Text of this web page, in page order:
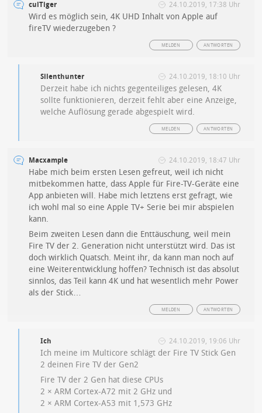
culTiger 24.10.2019, 17:38 Uhr
Wird es möglich sein, 4K UHD Inhalt von Apple auf
fireTV wiederzugeben ?
ANTWORTEN
MELDEN
Silenthunter 24.10.2019, 18:10 Uhr
Derzeit habe ich nichts gegenteiliges gelesen, 4K
sollte funktionieren, derzeit fehlt aber eine Anzeige,
welche Auflösung gerade abgespielt wird.
ANTWORTEN
MELDEN
Macxample 24.10.2019, 18:47 Uhr
Habe mich beim ersten Lesen gefreut, weil ich nicht
mitbekommen hatte, dass Apple für Fire-TV-Geräte eine
App anbieten will. Habe mich letztens erst gefragt, wie
ich wohl mal so eine Apple TV+ Serie bei mir abspielen
kann.
Beim zweiten Lesen dann die Enttäuschung, weil mein
Fire TV der 2. Generation nicht unterstützt wird. Das ist
doch wirklich Quatsch. Meint ihr, da kann man noch auf
eine Weiterentwicklung hoffen? Technisch ist das absolut
sinnlos, das Teil kann 4K und hat wesentlich mehr Power
als der Stick…
ANTWORTEN
MELDEN
Ich 24.10.2019, 19:06 Uhr
Ich meine im Multicore schlägt der Fire TV Stick Gen
2 deinen Fire TV der Gen2
Fire TV der 2 Gen hat diese CPUs
2 × ARM Cortex-A72 mit 2 GHz und
2 × ARM Cortex-A53 mit 1,573 GHz